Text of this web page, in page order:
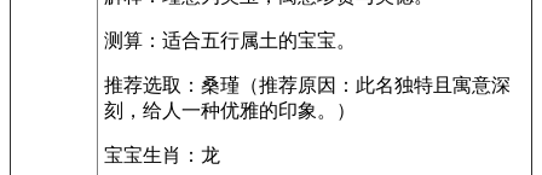
测算：适合五行属土的宝宝。
推荐选取：桑瑾（推荐原因：此名独特且寓意深
刻，给人一种优雅的印象。）
宝宝生肖：龙